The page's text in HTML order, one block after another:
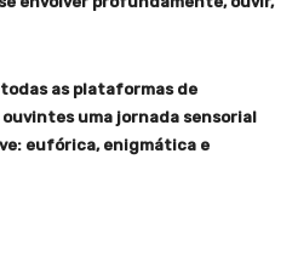
todas as plataformas de
uma jornada sensorial
eufórica, enigmática e